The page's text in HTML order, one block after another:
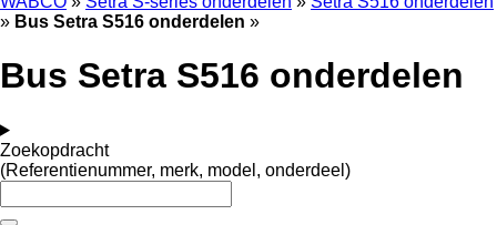
» Bus Setra S516 onderdelen »
Bus Setra S516 onderdelen
Zoekopdracht
(Referentienummer, merk, model, onderdeel)